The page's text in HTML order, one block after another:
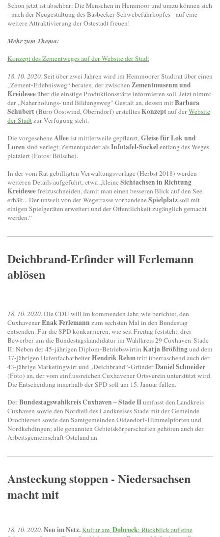
Schon jetzt ist absehbar: Die Menschen in Hemmoor und umzu können sich
- nach der Neugestaltung des Basbecker Schwebefährkopfes - auf eine
weitere Attraktivierung der Ostestadt freuen!
Mehr zum Thema:
Konzept des Zementweges auf der Website der Stadt
18. 10. 2020. Seit über zwei Jahren wird im Hemmoorer Stadtrat über einen
„Zement-Erlebnisweg“ beraten, der zwischen Zementmuseum und
Kreideseeüber die einstige Produktionsstätte informieren soll. Jetzt nimmt
der „Naherholungs- und Bildungsweg“ Gestalt an, dessen mitBarbara
Schubert(Büro Oostwind, Oberndorf) erstelltesKonzeptauf derWebsite
der Stadtzur Verfügung steht.
Die vorgeseheneAlleeist mittlerweile gepflanzt,Gleise für Lok und
Loren sind verlegt, Zementquader alsInfotafel-Sockelentlang des Weges
platziert (Fotos: Bölsche).
In der vom Rat gebilligten Verwaltungsvorlage (Herbst 2018) werden
weiteren Details aufgeführt, etwa „kleineSichtachsen in Richtung
Kreideseefreizuschneiden, damit man einen besseren Blick auf den See
erhält... Der unweit von der Wegetrasse vorhandeneSpielplatzsoll mit
einigen Spielgeräten erweitert und der Öffentlichkeit zugänglich gemacht
werden.“
Deichbrand-Erfinder will Ferlemann
ablösen
18. 10. 2020. Die CDU will im kommenden Jahr, wie berichtet, den
CuxhavenerEnak Ferlemann zum sechsten Mal in den Bundestag
entsenden. Für die SPD konkurrieren, wie seit Freitag feststeht, drei
Bewerber um die Bundestagskandidatur im Wahlkreis 29 Cuxhaven-Stade
II: Neben der 45-jährigen Diplom-Betriebswirtin Katja Brößlingund dem
37-jährigen HafenfacharbeiterHendrik Rehmtritt überraschend auch der
43-jährige Marketingwirt und „Deichbrand“-GründerDaniel Schneider
(Foto) an, der vom einflussreichen Cuxhavener Ortsverein unterstützt wird.
Die Entscheidung innerhalb der SPD soll am 15. Januar fallen.
DerBundestagswahlkreis Cuxhaven – Stade IIumfasst den Landkreis
Cuxhaven sowie den Nordteil des Landkreises Stade mit der Gemeinde
Drochtersen sowie den Samtgemeinden Oldendorf-Himmelpforten und
Nordkehdingen; alle genannten Gebietskörperschaften gehören auch der
Arbeitsgemeinschaft Osteland an.
Ansteckung stoppen - Niedersachsen
macht mit
18. 10. 2020. Neu im Netz.Kultur am Dobrock: Rückblick auf eine